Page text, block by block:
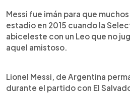
Messi fue imán para que
estadio en 2015 cuando la
abiceleste con un Leo que no
aquel amistoso.
Lionel Messi, de Argentina
durante el partido con El